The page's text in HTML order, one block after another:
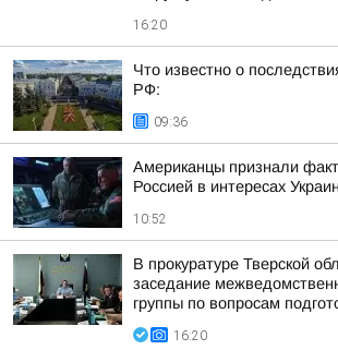
16:20
Что известно о
РФ:
09:36
Американцы признали
Россией в интересах
10:52
В прокуратуре Тверской
заседание
группы по вопросам
16:20